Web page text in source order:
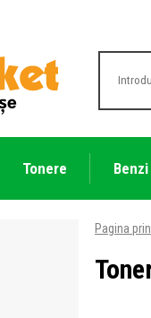
Tonere
Pagina